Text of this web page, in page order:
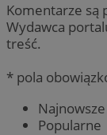
Komentarze są
Wydawca
treść.
* pola
Najnowsze
Popularne